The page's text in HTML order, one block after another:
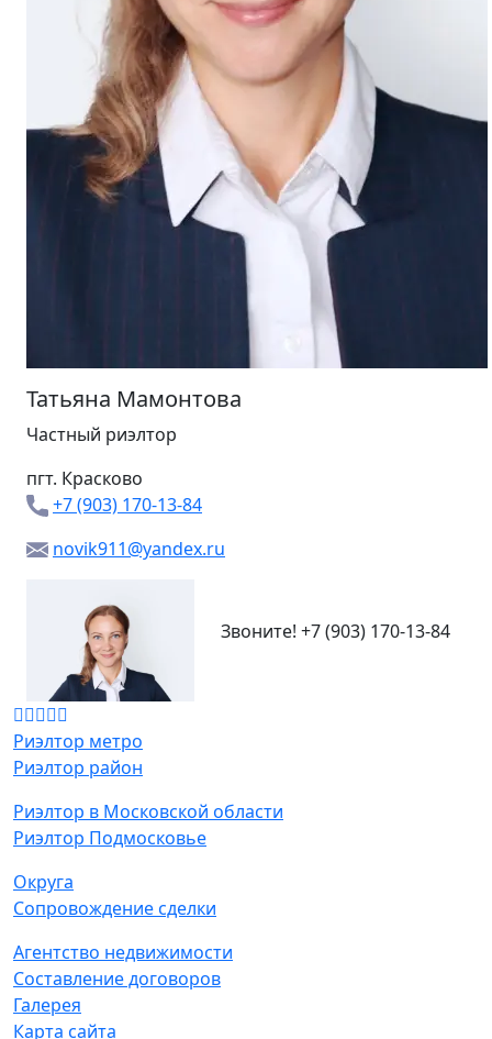
Татьяна Мамонтова
Частный риэлтор
пгт. Красково
+7 (903) 170-13-84
novik911@yandex.ru
Звоните! +7 (903) 170-13-84
Риэлтор метро
Риэлтор район
Риэлтор в Московской области
Риэлтор Подмосковье
Округа
Сопровождение сделки
Агентство недвижимости
Составление договоров
Галерея
Карта сайта